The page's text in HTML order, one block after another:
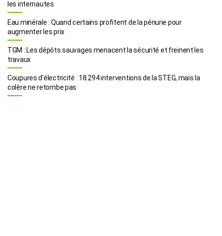
les internautes
Eau minérale : Quand certains profitent de la pénurie pour
augmenter les prix
TGM : Les dépôts sauvages menacent la sécurité et freinent les
travaux
Coupures d’électricité : 18.294 interventions de la STEG, mais la
colère ne retombe pas